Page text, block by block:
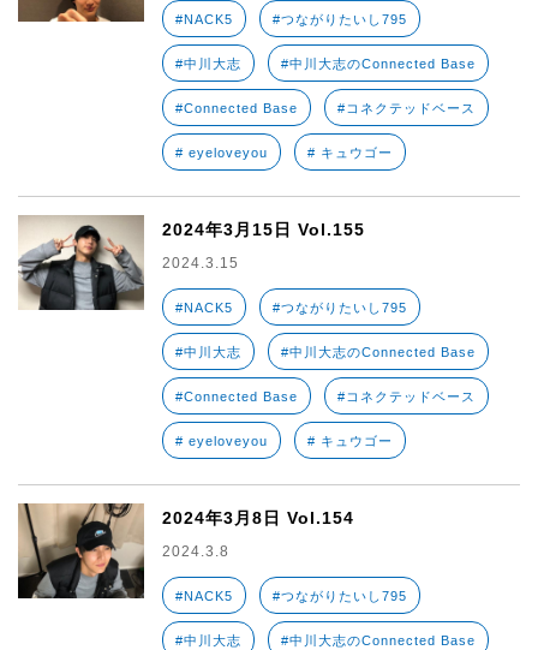
#NACK5 #つながりたいし795
#中川大志 #中川大志のConnected Base
#Connected Base #コネクテッドベース
# eyeloveyou # キュウゴー
2024年3月15日 Vol.155
2024.3.15
#NACK5 #つながりたいし795
#中川大志 #中川大志のConnected Base
#Connected Base #コネクテッドベース
# eyeloveyou # キュウゴー
2024年3月8日 Vol.154
2024.3.8
#NACK5 #つながりたいし795
#中川大志 #中川大志のConnected Base